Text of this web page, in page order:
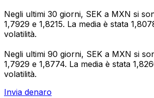
Negli ultimi 30 giorni, SEK a MXN si
1,7929 e 1,8215. La media è stata
volatilità.
Negli ultimi 90 giorni, SEK a MXN si
1,7929 e 1,8774. La media è stata
volatilità.
Invia denaro